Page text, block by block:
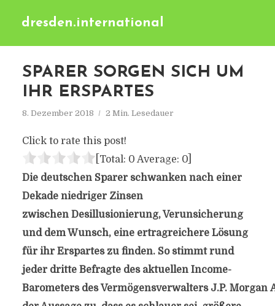
dresden.international
SPARER SORGEN SICH UM
IHR ERSPARTES
8. Dezember 2018 2 Min. Lesedauer
Click to rate this post!
[Total: 0 Average: 0]
Die deutschen Sparer schwanken nach einer
Dekade niedriger Zinsen
zwischen Desillusionierung, Verunsicherung
und dem Wunsch, eine ertragreichere Lösung
für ihr Erspartes zu finden. So stimmt rund
jeder dritte Befragte des aktuellen Income-
Barometers des Vermögensverwalters J.P. Morgan